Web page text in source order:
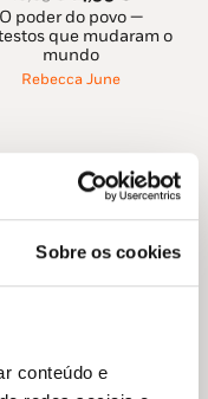
Sobre os cookies
conteúdo e
preço
original
era:
16,65 €.
preço
atual
O poder do povo —
que mudaram o
mundo
Rebecca June